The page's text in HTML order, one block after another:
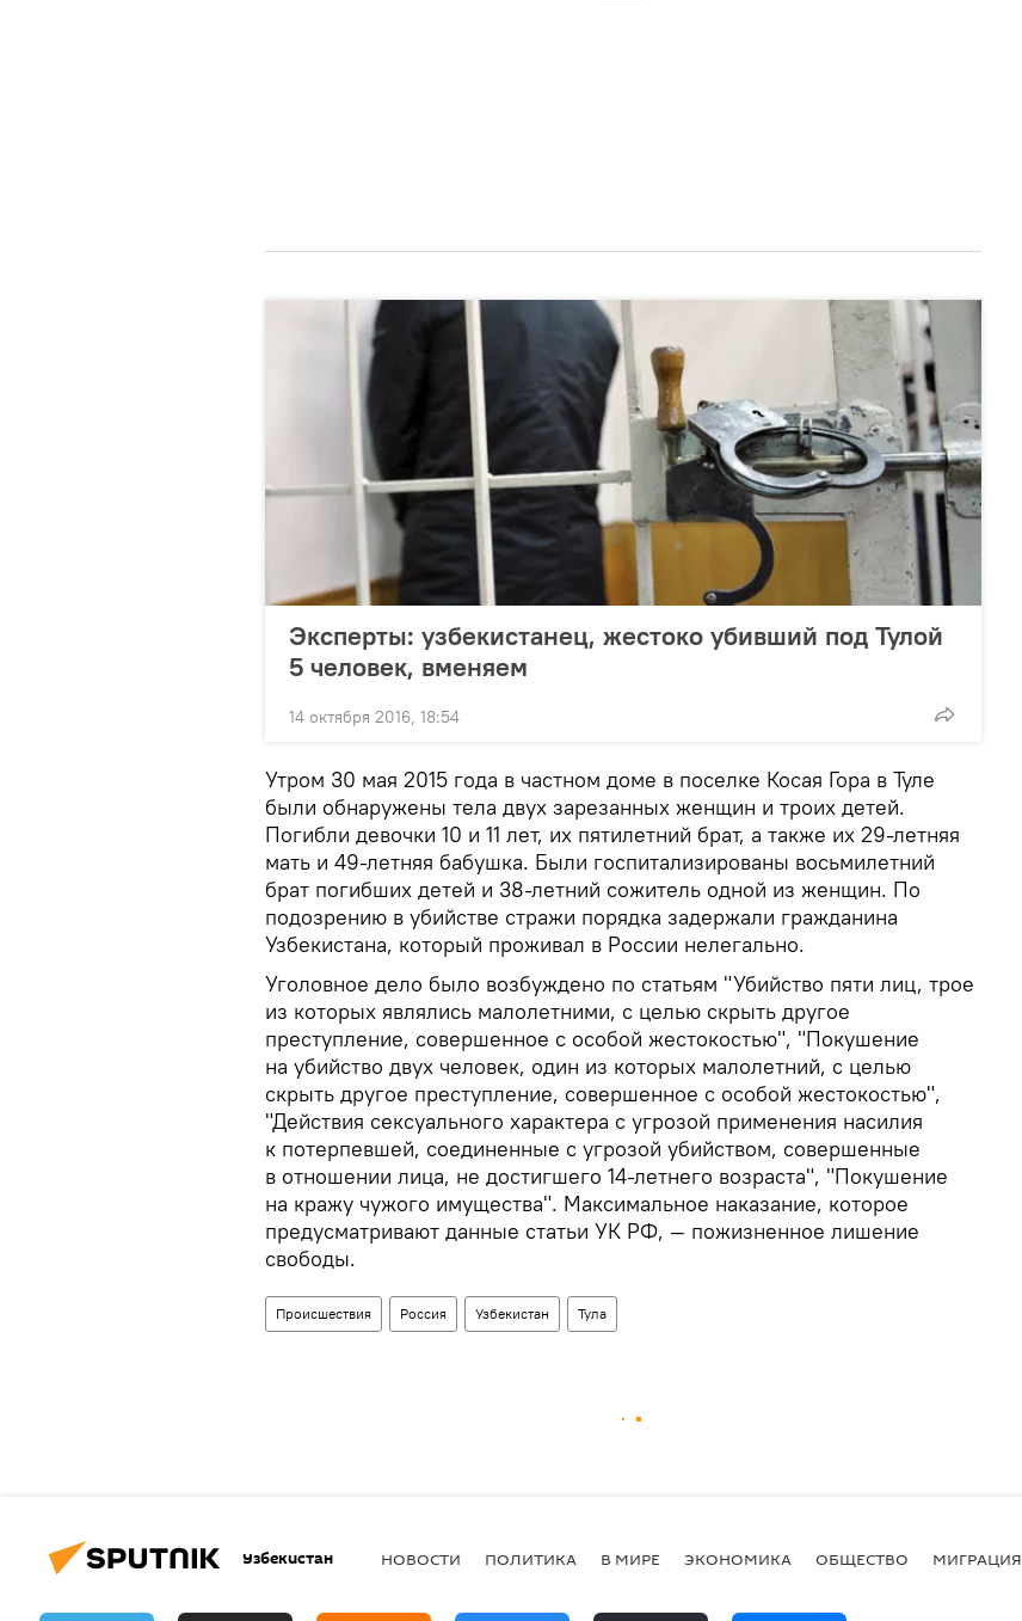
Эксперты: узбекистанец, жестоко убивший под Тулой
5 человек, вменяем
14 октября 2016, 18:54
Утром 30 мая 2015 года в частном доме в поселке Косая Гора в Туле
были обнаружены тела двух зарезанных женщин и троих детей.
Погибли девочки 10 и 11 лет, их пятилетний брат, а также их 29-летняя
мать и 49-летняя бабушка. Были госпитализированы восьмилетний
брат погибших детей и 38-летний сожитель одной из женщин. По
подозрению в убийстве стражи порядка задержали гражданина
Узбекистана, который проживал в России нелегально.
Уголовное дело было возбуждено по статьям "Убийство пяти лиц, трое
из которых являлись малолетними, с целью скрыть другое
преступление, совершенное с особой жестокостью", "Покушение
на убийство двух человек, один из которых малолетний, с целью
скрыть другое преступление, совершенное с особой жестокостью",
"Действия сексуального характера с угрозой применения насилия
к потерпевшей, соединенные с угрозой убийством, совершенные
в отношении лица, не достигшего 14-летнего возраста", "Покушение
на кражу чужого имущества". Максимальное наказание, которое
предусматривают данные статьи УК РФ, — пожизненное лишение
свободы.
Происшествия Россия Узбекистан Тула
Узбекистан НОВОСТИ ПОЛИТИКА В МИРЕ ЭКОНОМИКА ОБЩЕСТВО МИГРАЦИЯ